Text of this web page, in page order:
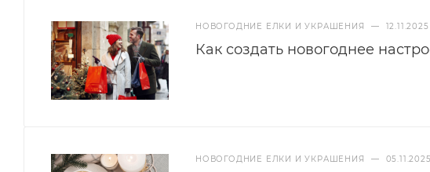
НОВОГОДНИЕ ЕЛКИ И УКРАШЕНИЯ — 12.11.2025
Как создать новогоднее
НОВОГОДНИЕ ЕЛКИ И УКРАШЕНИЯ — 05.11.2025